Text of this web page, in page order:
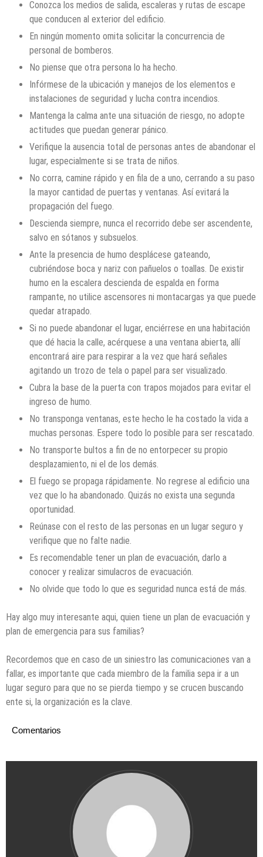
Conozca los medios de salida, escaleras y rutas de escape
que conducen al exterior del edificio.
En ningún momento omita solicitar la concurrencia de
personal de bomberos.
No piense que otra persona lo ha hecho.
Infórmese de la ubicación y manejos de los elementos e
instalaciones de seguridad y lucha contra incendios.
Mantenga la calma ante una situación de riesgo, no adopte
actitudes que puedan generar pánico.
Verifique la ausencia total de personas antes de abandonar el
lugar, especialmente si se trata de niños.
No corra, camine rápido y en fila de a uno, cerrando a su paso
la mayor cantidad de puertas y ventanas. Así evitará la
propagación del fuego.
Descienda siempre, nunca el recorrido debe ser ascendente,
salvo en sótanos y subsuelos.
Ante la presencia de humo desplácese gateando,
cubriéndose boca y nariz con pañuelos o toallas. De existir
humo en la escalera descienda de espalda en forma
rampante, no utilice ascensores ni montacargas ya que puede
quedar atrapado.
Si no puede abandonar el lugar, enciérrese en una habitación
que dé hacia la calle, acérquese a una ventana abierta, allí
encontrará aire para respirar a la vez que hará señales
agitando un trozo de tela o papel para ser visualizado.
Cubra la base de la puerta con trapos mojados para evitar el
ingreso de humo.
No transponga ventanas, este hecho le ha costado la vida a
muchas personas. Espere todo lo posible para ser rescatado.
No transporte bultos a fin de no entorpecer su propio
desplazamiento, ni el de los demás.
El fuego se propaga rápidamente. No regrese al edificio una
vez que lo ha abandonado. Quizás no exista una segunda
oportunidad.
Reúnase con el resto de las personas en un lugar seguro y
verifique que no falte nadie.
Es recomendable tener un plan de evacuación, darlo a
conocer y realizar simulacros de evacuación.
No olvide que todo lo que es seguridad nunca está de más.
Hay algo muy interesante aqui, quien tiene un plan de evacuación y
plan de emergencia para sus familias?
Recordemos que en caso de un siniestro las comunicaciones van a
fallar, es importante que cada miembro de la familia sepa ir a un
lugar seguro para que no se pierda tiempo y se crucen buscando
ente si, la organización es la clave.
Comentarios